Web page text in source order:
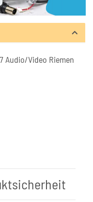
Audio/Video Riemen